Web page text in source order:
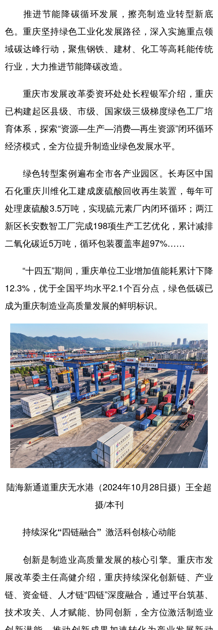
推进节能降碳循环发展，擦亮制造业转型新底
色。重庆坚持绿色工业化发展路径，深入实施重点领
域碳达峰行动，聚焦钢铁、建材、化工等高耗能传统
行业，大力推进节能降碳改造。
重庆市发展改革委资环处处长程银军介绍，重庆
已构建起区县级、市级、国家级三级梯度绿色工厂培
育体系，探索“资源—生产—消费—再生资源”闭环循环
经济模式，全方位提升制造业绿色发展水平。
绿色转型案例遍布全市各产业园区。长寿区中国
石化重庆川维化工建成废硫酸回收再生装置，每年可
处理废硫酸3.5万吨，实现硫元素厂内闭环循环；两江
新区长安数智工厂完成198项生产工艺优化，累计减排
二氧化碳近5万吨，循环包装覆盖率超97%……
“十四五”期间，重庆单位工业增加值能耗累计下降
12.3%，优于全国平均水平2.1个百分点，绿色低碳已
成为重庆制造业高质量发展的鲜明标识。
陆海新通道重庆无水港（2024年10月28日摄）王全超
摄/本刊
持续深化“四链融合” 激活科创核心动能
创新是制造业高质量发展的核心引擎。重庆市发
展改革委主任高健介绍，重庆持续深化创新链、产业
链、资金链、人才链“四链”深度融合，通过平台筑基、
技术攻关、人才赋能、协同创新，全方位激活制造业